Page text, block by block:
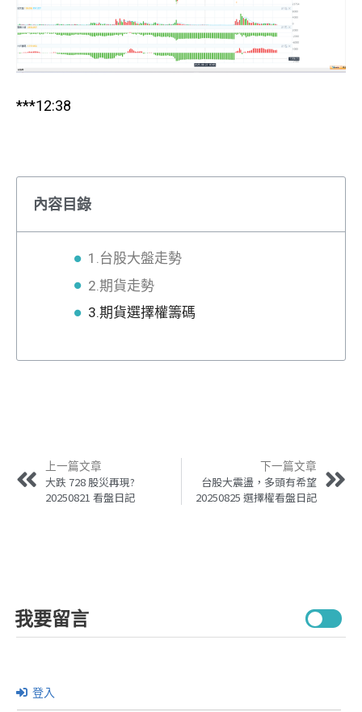
***12:38
內容目錄
1.台股大盤走勢
2.期貨走勢
3.期貨選擇權籌碼
上一篇文章
大跌 728 股災再現?
20250821 看盤日記
下一篇文章
台股大震盪，多頭有希望
20250825 選擇權看盤日記
我要留言
登入